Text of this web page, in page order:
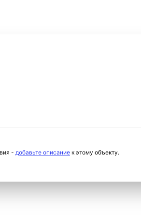
- добавьте описание к этому объекту.